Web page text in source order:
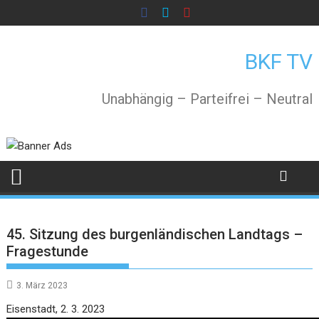
to
BKF TV
Unabhängig – Parteifrei – Neutral
45. Sitzung des burgenländischen Landtags –
Fragestunde
3. März 2023
Eisenstadt, 2. 3. 2023